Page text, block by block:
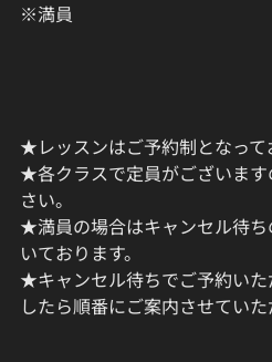
※満員
★レッスンはご予約制となって
★各クラスで定員がございま
さい。
★満員の場合はキャンセル待
いております。
★キャンセル待ちでご予約い
したら順番にご案内させていた